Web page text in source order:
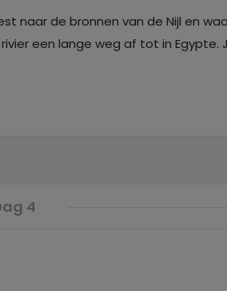
naar de bronnen van de Nijl en
een lange weg af tot in Egypte.
4